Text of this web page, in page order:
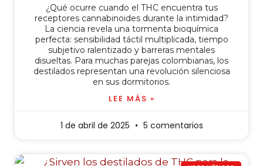
¿Qué ocurre cuando el THC encuentra tus
receptores cannabinoides durante la intimidad?
La ciencia revela una tormenta bioquímica
perfecta: sensibilidad táctil multiplicada, tiempo
subjetivo ralentizado y barreras mentales
disueltas. Para muchas parejas colombianas, los
destilados representan una revolución silenciosa
en sus dormitorios.
LEE MÁS »
1 de abril de 2025 5 comentarios